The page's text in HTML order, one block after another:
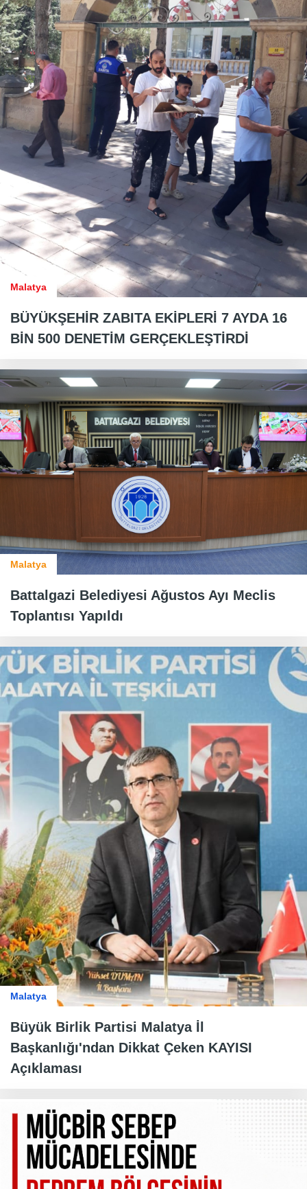
Malatya
BÜYÜKŞEHİR ZABITA EKİPLERİ 7 AYDA 16
BİN 500 DENETİM GERÇEKLEŞTİRDİ
Malatya
Battalgazi Belediyesi Ağustos Ayı Meclis
Toplantısı Yapıldı
Malatya
Büyük Birlik Partisi Malatya İl
Başkanlığı'ndan Dikkat Çeken KAYISI
Açıklaması